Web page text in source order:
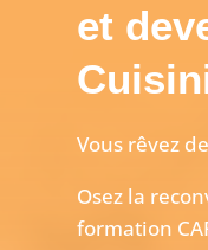
et
Vous rêvez
Osez la
formation